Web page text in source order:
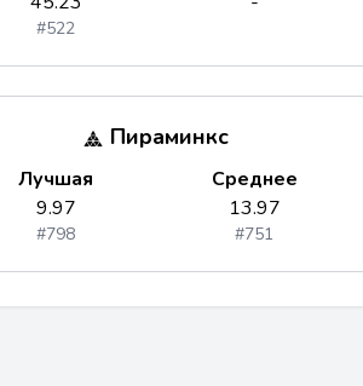
#522
Пираминкс
Лучшая
9.97
#798
Среднее
13.97
#751